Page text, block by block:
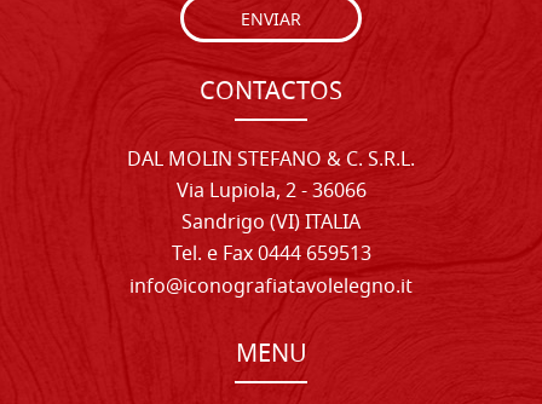
ENVIAR
CONTACTOS
DAL MOLIN STEFANO & C. S.R.L.
Via Lupiola, 2 - 36066
Sandrigo (VI) ITALIA
Tel. e Fax 0444 659513
info@iconografiatavolelegno.it
MENU